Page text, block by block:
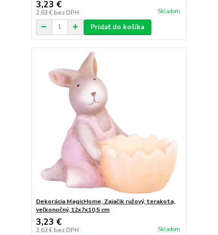
3,23 €
2,63 € bez DPH Skladom
Pridať do košíka
Dekorácia MagicHome, Zajačik ružový, terakota,
veľkonočný, 12x7x10,5 cm
3,23 €
2,63 € bez DPH Skladom